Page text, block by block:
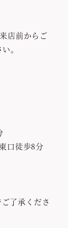
店前からご
。
口徒歩8分
了承くださ